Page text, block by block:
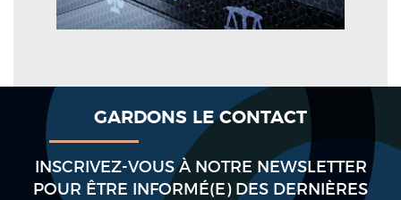
GARDONS LE CONTACT
INSCRIVEZ-VOUS À NOTRE NEWSLETTER
POUR ÊTRE INFORMÉ(E) DES DERNIÈRES